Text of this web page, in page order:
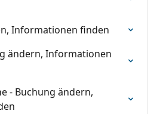
Informationen finden
ändern, Informationen
- Buchung ändern,